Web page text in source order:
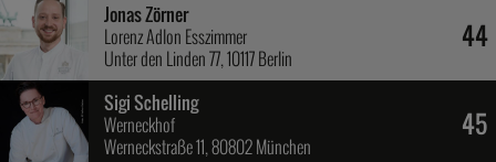
44
Jonas Zörner
Lorenz Adlon Esszimmer
Unter den Linden 77, 10117 Berlin
45
Sigi Schelling
Werneckhof
Werneckstraße 11, 80802 München